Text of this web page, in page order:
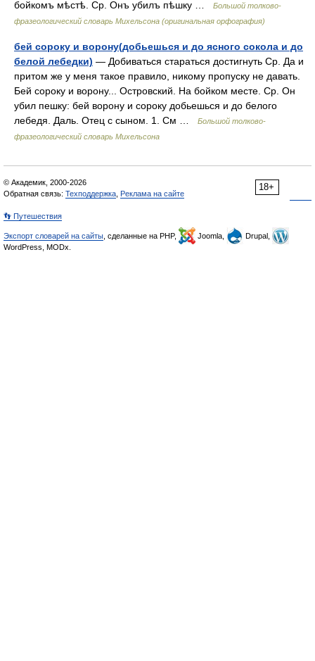
бойкомъ мѣстѣ. Ср. Онъ убилъ пѣшку …
Большой толково-
фразеологический словарь Михельсона (оригинальная орфография)
бей сороку и ворону(добьешься и до ясного сокола и до
белой лебедки) — Добиваться стараться достигнуть Ср. Да и
притом же у меня такое правило, никому пропуску не давать.
Бей сороку и ворону... Островский. На бойком месте. Ср. Он
убил пешку: бей ворону и сороку добьешься и до белого
лебедя. Даль. Отец с сыном. 1. См …
Большой толково-
фразеологический словарь Михельсона
18+
© Академик, 2000-2026
Обратная связь: Техподдержка Реклама на сайте
👣 Путешествия
Экспорт словарей на сайты , сделанные на PHP, Joomla,
Drupal,
WordPress, MODx.